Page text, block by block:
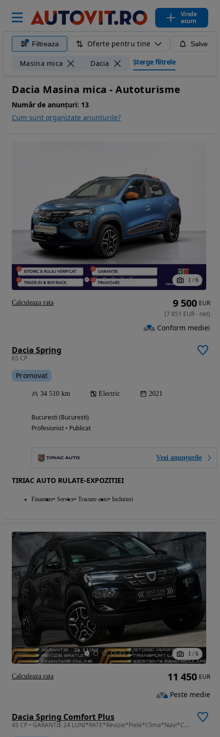
Vinde
acum
Filtreaza Oferte pentru tine
Masina mica Dacia Șterge filtrele
Dacia Masina mica - Autoturisme
Număr de anunțuri: 13
Cum sunt organizate anunturile?
1 / 6
Dacia Spring
65 CP
Promovat
34 510 km Electric 2021
Bucuresti (Bucuresti)
Profesionist • Publicat
Vezi anunțurile
TIRIAC AUTO RULATE-EXPOZITIEI
Finantare Service Tractare auto Inchirieri
9 500 EUR
(7 851 EUR- net)
Conform mediei
Calculeaza rata
1 / 6
Dacia Spring Comfort Plus
45 CP • GARANTIE 24 LUNI*RATE*Revizie*Piele*Clima*Navi*Camera*Pilot*Led*Full
11 450 EUR
Peste medie
Calculeaza rata